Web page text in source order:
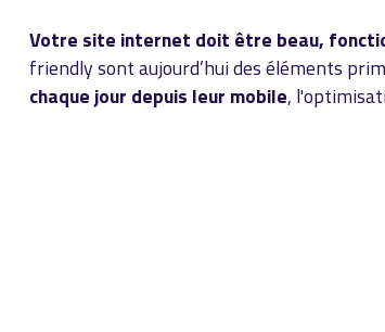
Votre site internet doit être beau,
friendly sont aujourd’hui des éléments
chaque jour depuis leur mobile,